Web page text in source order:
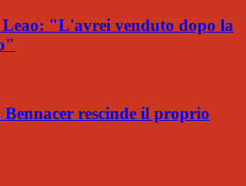
Leao: "L'avrei venduto dopo la
rescinde il proprio